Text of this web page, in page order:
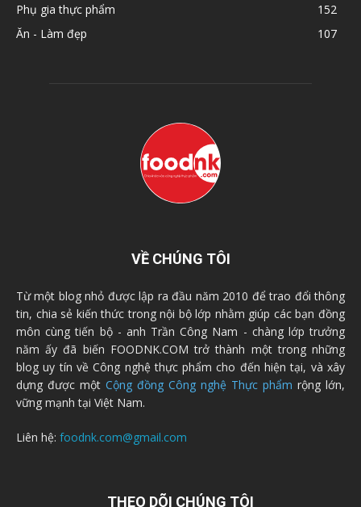
Phụ gia thực phẩm
152
Ăn - Làm đẹp
107
VỀ CHÚNG TÔI
Từ một blog nhỏ được lập ra đầu năm 2010 để trao đổi thông
tin, chia sẻ kiến thức trong nội bộ lớp nhằm giúp các bạn đồng
môn cùng tiến bộ - anh Trần Công Nam - chàng lớp trưởng
năm ấy đã biến FOODNK.COM trở thành một trong những
blog uy tín về Công nghệ thực phẩm cho đến hiện tại, và xây
dựng được một Cộng đồng Công nghệ Thực phẩm rộng lớn,
vững mạnh tại Việt Nam.
Liên hệ: foodnk.com@gmail.com
THEO DÕI CHÚNG TÔI